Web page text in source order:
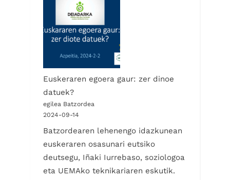
Euskeraren egoera gaur: zer dinoe
datuek?
egilea Batzordea
2024-09-14
Batzordearen lehenengo idazkunean
euskeraren osasunari eutsiko
deutsegu, Iñaki Iurrebaso, soziologoa
eta UEMAko teknikariaren eskutik.